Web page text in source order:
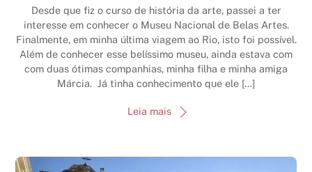
Desde que fiz o curso de história da arte, passei a ter
interesse em conhecer o Museu Nacional de Belas Artes.
Finalmente, em minha última viagem ao Rio, isto foi possível.
Além de conhecer esse belíssimo museu, ainda estava com
com duas ótimas companhias, minha filha e minha amiga
Márcia. Já tinha conhecimento que ele […]
Leia mais